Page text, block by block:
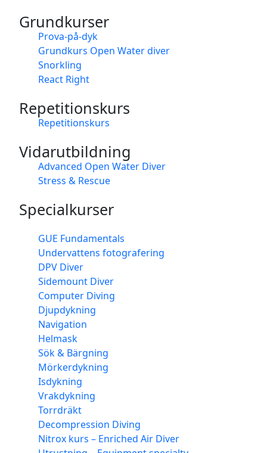
Grundkurser
Prova-på-dyk
Grundkurs Open Water diver
Snorkling
React Right
Repetitionskurs
Repetitionskurs
Vidarutbildning
Advanced Open Water Diver
Stress & Rescue
Specialkurser
GUE Fundamentals
Undervattens fotografering
DPV Diver
Sidemount Diver
Computer Diving
Djupdykning
Navigation
Helmask
Sök & Bärgning
Mörkerdykning
Isdykning
Vrakdykning
Torrdräkt
Decompression Diving
Nitrox kurs – Enriched Air Diver